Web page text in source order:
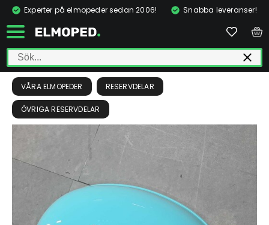
Experter på elmopeder sedan 2006! Snabba leveranser!
VÅRA ELMOPEDER RESERVDELAR
ÖVRIGA RESERVDELAR